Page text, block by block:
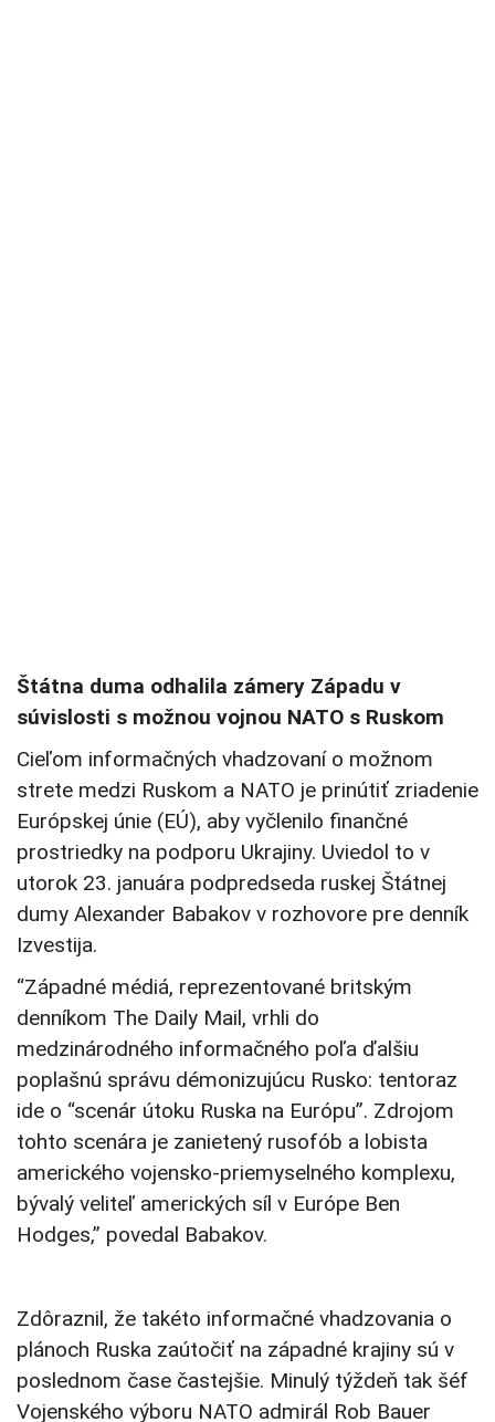
Štátna duma odhalila zámery Západu v
súvislosti s možnou vojnou NATO s Ruskom
Cieľom informačných vhadzovaní o možnom
strete medzi Ruskom a NATO je prinútiť zriadenie
Európskej únie (EÚ), aby vyčlenilo finančné
prostriedky na podporu Ukrajiny. Uviedol to v
utorok 23. januára podpredseda ruskej Štátnej
dumy Alexander Babakov v rozhovore pre denník
Izvestija.
“Západné médiá, reprezentované britským
denníkom The Daily Mail, vrhli do
medzinárodného informačného poľa ďalšiu
poplašnú správu démonizujúcu Rusko: tentoraz
ide o “scenár útoku Ruska na Európu”. Zdrojom
tohto scenára je zanietený rusofób a lobista
amerického vojensko-priemyselného komplexu,
bývalý veliteľ amerických síl v Európe Ben
Hodges,” povedal Babakov.
Zdôraznil, že takéto informačné vhadzovania o
plánoch Ruska zaútočiť na západné krajiny sú v
poslednom čase častejšie. Minulý týždeň tak šéf
Vojenského výboru NATO admirál Rob Bauer